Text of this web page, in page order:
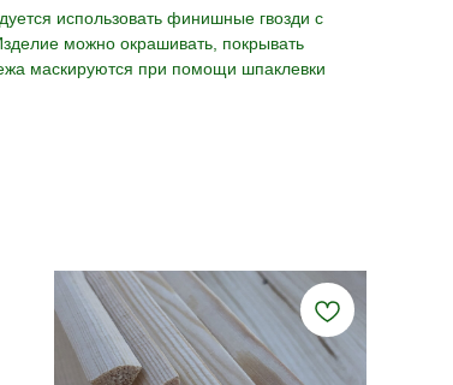
использовать финишные гвозди с
можно окрашивать, покрывать
маскируются при помощи шпаклевки